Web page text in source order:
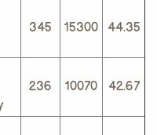
345 15300 44.35
236 10070 42.67